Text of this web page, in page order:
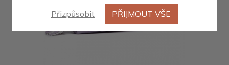
Přizpůsobit PŘIJMOUT VŠE